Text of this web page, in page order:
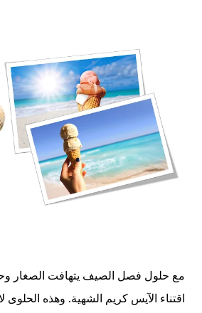
مع حلول فصل الصيف يتهافت الصغار
اقتناء الآيس كريم الشهية. وهذه الحلوى